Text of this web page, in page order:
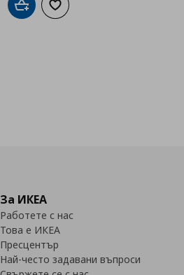
Добави в кошницата
Добави към списъка с
За ИКЕА
Работете с нас
Това е ИКЕА
Пресцентър
Най-често задавани въпроси